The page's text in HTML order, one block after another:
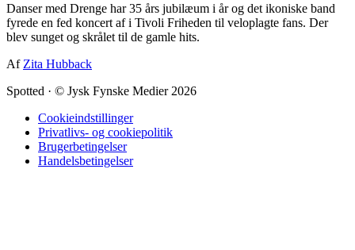
Danser med Drenge har 35 års jubilæum i år og det ikoniske band
fyrede en fed koncert af i Tivoli Friheden til veloplagte fans. Der
blev sunget og skrålet til de gamle hits.
Af Zita Hubback
Spotted · © Jysk Fynske Medier 2026
Cookieindstillinger
Privatlivs- og cookiepolitik
Brugerbetingelser
Handelsbetingelser